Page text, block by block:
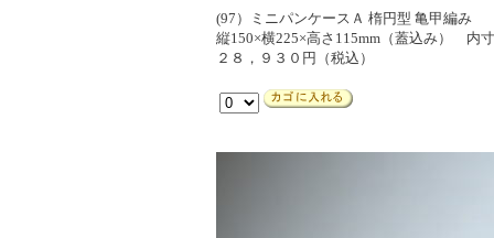
(97）ミニパンケースＡ 楕円型 亀甲編み
縦150×横225×高さ115mm（蓋込み） 内
２８，９３０円（税込）